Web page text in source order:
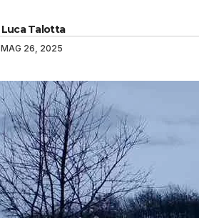
Luca Talotta
MAG 26, 2025